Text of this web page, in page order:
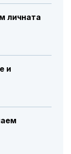
личната
и